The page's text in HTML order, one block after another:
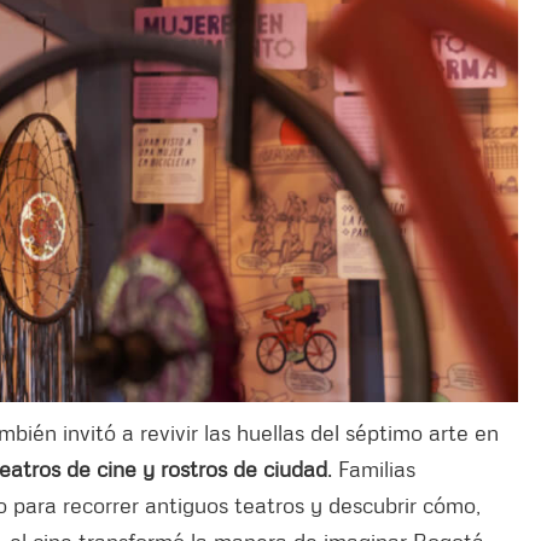
invitó a revivir las huellas del séptimo arte en
de cine y rostros de ciudad. Familias
recorrer antiguos teatros y descubrir cómo,